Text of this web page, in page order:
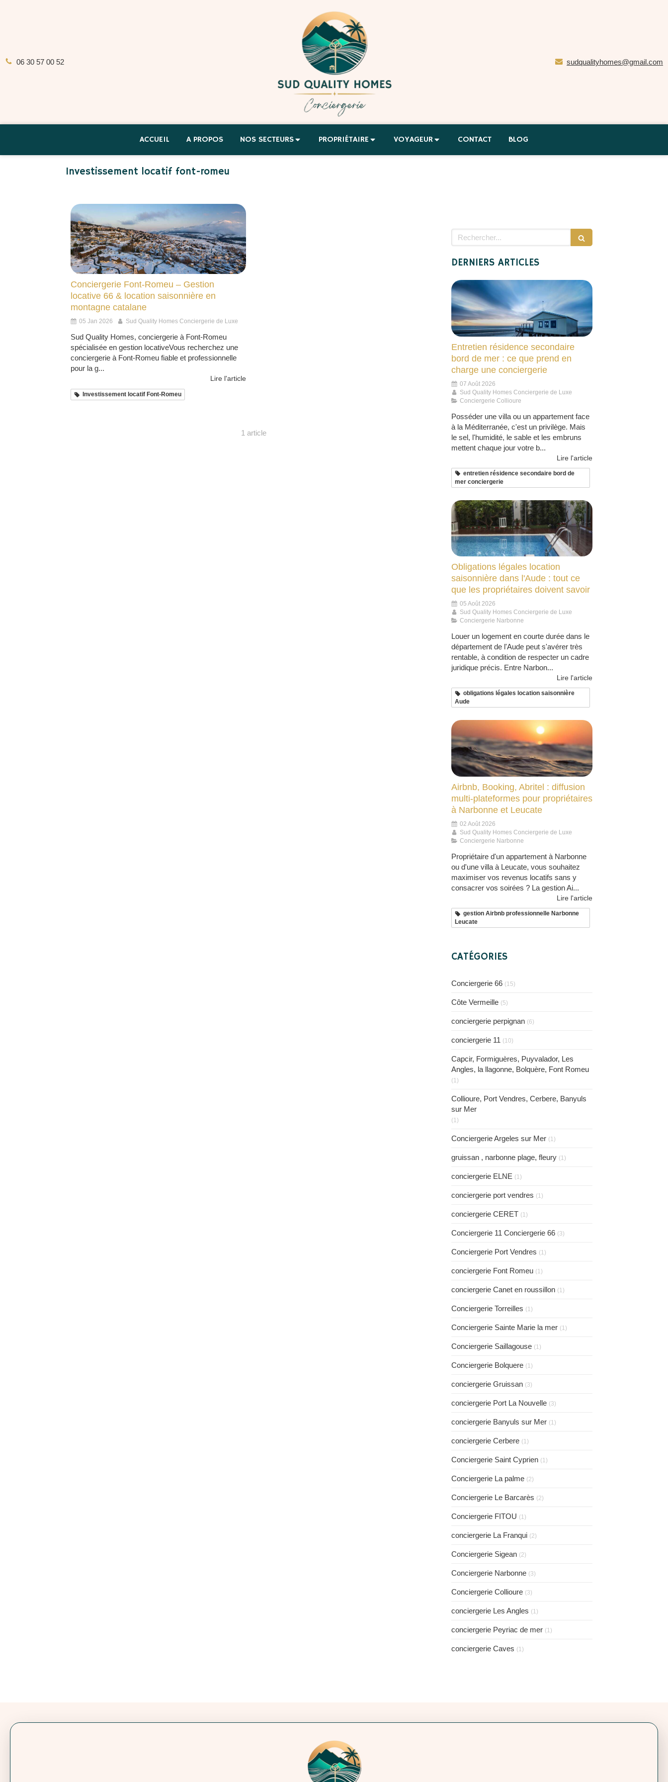
sudqualityhomes@gmail.com
06 30 57 00 52
ACCUEIL A PROPOS NOS SECTEURS PROPRIÉTAIRE VOYAGEUR CONTACT BLOG
Investissement locatif font-romeu
Conciergerie Font-Romeu – Gestion
locative 66 & location saisonnière en
montagne catalane
05 Jan 2026 Sud Quality Homes Conciergerie de Luxe
Sud Quality Homes, conciergerie à Font-Romeu
spécialisée en gestion locativeVous recherchez une
conciergerie à Font-Romeu fiable et professionnelle
pour la g...
Lire l'article
Investissement locatif Font-Romeu
1 article
Rechercher
DERNIERS ARTICLES
Entretien résidence secondaire
bord de mer : ce que prend en
charge une conciergerie
07 Août 2026
Sud Quality Homes Conciergerie de Luxe
Conciergerie Collioure
Posséder une villa ou un appartement face
à la Méditerranée, c'est un privilège. Mais
le sel, l'humidité, le sable et les embruns
mettent chaque jour votre b...
Lire l'article
entretien résidence secondaire bord de
mer conciergerie
Obligations légales location
saisonnière dans l'Aude : tout ce
que les propriétaires doivent savoir
05 Août 2026
Sud Quality Homes Conciergerie de Luxe
Conciergerie Narbonne
Louer un logement en courte durée dans le
département de l'Aude peut s'avérer très
rentable, à condition de respecter un cadre
juridique précis. Entre Narbon...
Lire l'article
obligations légales location saisonnière
Aude
Airbnb, Booking, Abritel : diffusion
multi-plateformes pour propriétaires
à Narbonne et Leucate
02 Août 2026
Sud Quality Homes Conciergerie de Luxe
Conciergerie Narbonne
Propriétaire d'un appartement à Narbonne
ou d'une villa à Leucate, vous souhaitez
maximiser vos revenus locatifs sans y
consacrer vos soirées ? La gestion Ai...
Lire l'article
gestion Airbnb professionnelle Narbonne
Leucate
CATÉGORIES
Conciergerie 66 (15)
Côte Vermeille (5)
conciergerie perpignan (6)
conciergerie 11 (10)
Capcir, Formiguères, Puyvalador, Les
Angles, la llagonne, Bolquère, Font Romeu
(1)
Collioure, Port Vendres, Cerbere, Banyuls
sur Mer
(1)
Conciergerie Argeles sur Mer (1)
gruissan , narbonne plage, fleury (1)
conciergerie ELNE (1)
conciergerie port vendres (1)
conciergerie CERET (1)
Conciergerie 11 Conciergerie 66 (3)
Conciergerie Port Vendres (1)
conciergerie Font Romeu (1)
conciergerie Canet en roussillon (1)
Conciergerie Torreilles (1)
Conciergerie Sainte Marie la mer (1)
Conciergerie Saillagouse (1)
Conciergerie Bolquere (1)
conciergerie Gruissan (3)
conciergerie Port La Nouvelle (3)
conciergerie Banyuls sur Mer (1)
conciergerie Cerbere (1)
Conciergerie Saint Cyprien (1)
Conciergerie La palme (2)
Conciergerie Le Barcarès (2)
Conciergerie FITOU (1)
conciergerie La Franqui (2)
Conciergerie Sigean (2)
Conciergerie Narbonne (3)
Conciergerie Collioure (3)
conciergerie Les Angles (1)
conciergerie Peyriac de mer (1)
conciergerie Caves (1)